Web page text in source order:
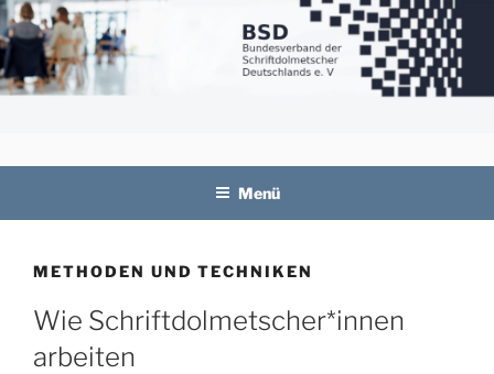
Zum
Inhalt
springen
BSD
Bundesverband der Schriftdolmetscher
Menü
METHODEN UND TECHNIKEN
Wie Schriftdolmetscher*innen
arbeiten